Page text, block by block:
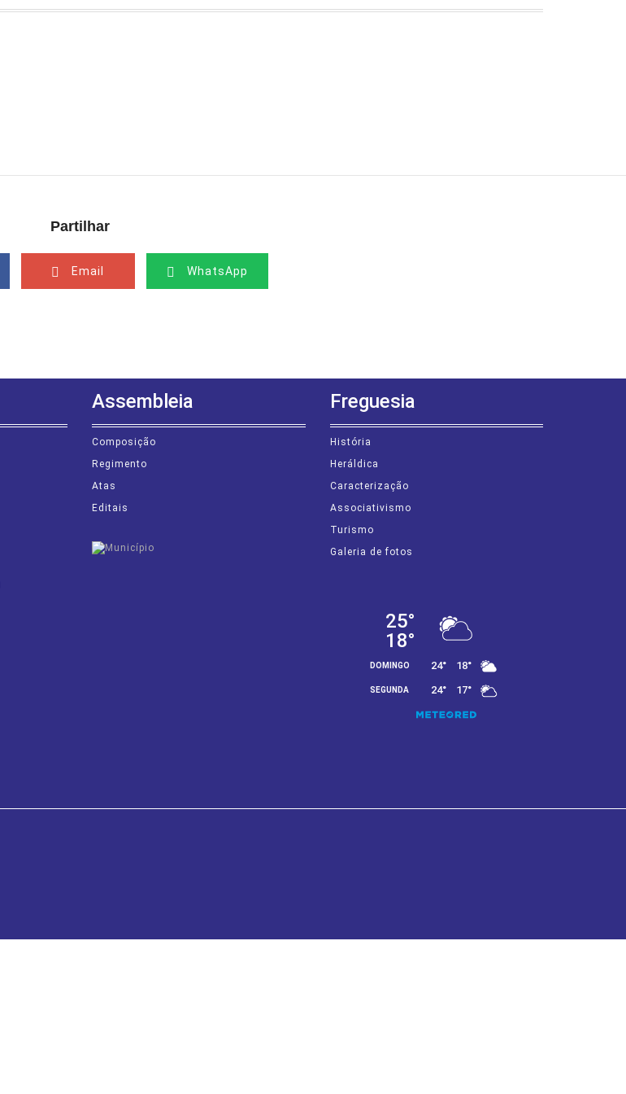
Partilhar
Email WhatsApp
Assembleia
Composição
Regimento
Atas
Editais
Freguesia
História
Heráldica
Caracterização
Associativismo
Turismo
Galeria de fotos